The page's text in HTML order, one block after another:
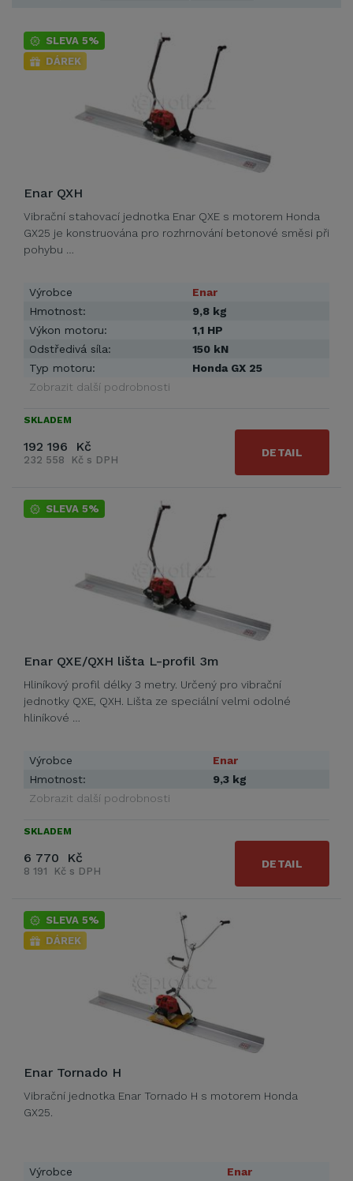
SLEVA 5%
DÁREK
Enar QXH
Vibrační stahovací jednotka Enar QXE s motorem Honda
GX25 je konstruována pro rozhrnování betonové směsi při
pohybu …
Výrobce
Enar
Hmotnost:
9,8 kg
Výkon motoru:
1,1 HP
Odstředivá síla:
150 kN
Typ motoru:
Honda GX 25
Zobrazit další podrobnosti
SKLADEM
192 196 Kč
232 558 Kč s DPH
DETAIL
SLEVA 5%
Enar QXE/QXH lišta L-profil 3m
Hliníkový profil délky 3 metry. Určený pro vibrační
jednotky QXE, QXH. Lišta ze speciální velmi odolné
hliníkové …
Výrobce
Enar
Hmotnost:
9,3 kg
Zobrazit další podrobnosti
SKLADEM
6 770 Kč
8 191 Kč s DPH
DETAIL
SLEVA 5%
DÁREK
Enar Tornado H
Vibrační jednotka Enar Tornado H s motorem Honda
GX25.
Výrobce
Enar